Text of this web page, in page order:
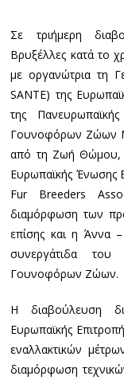
Σε τριήμερη
Βρυξέλλες κατά το
με οργανώτρια τη
SANTE) της
της
Γουνοφόρων Ζώων
από τη Ζωή Θώμου,
Ευρωπαϊκής
Fur Breeders
διαμόρφωση των
επίσης και η Άννα –
συνεργάτιδα του
Γουνοφόρων Ζώων.
Η διαβούλευση
Ευρωπαϊκής
εναλλακτικών
διαμόρφωση